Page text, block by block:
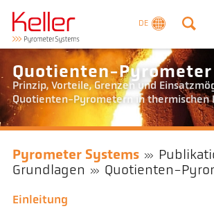
DE
Quotienten-Pyrometer
Prinzip, Vorteile, Grenzen und
Quotienten-Pyrometern in thermischen
Pyrometer Systems
Grundlagen
Quotienten-
Einleitung